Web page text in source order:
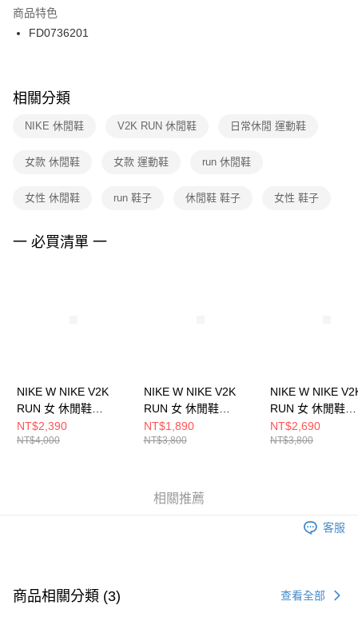
２．訂單成立數日內，您將收到繳費通知簡訊。
３．收到繳費通知簡訊後14天內，點擊此簡訊中的連結，可透過四大超商／
ATM／網路銀行／等多元方式進行付款，方視為交易完成。
※ 交易是否成功請以「AFTEE先享後付 」之結帳頁面顯示為準，若有關於
是否繳費成功／繳費後需取消欲退款等相關疑問，請聯繫「AFTEE先享後付
客戶支援中心」
https://netprotections.freshdesk.com/support/home
１．透過由恩沛科技股份有限公司提供之「AFTEE先享後付」服務完成之交
權轉讓予恩沛科技股份有限公司。
３．未成年的使用者請事先徵得法定代理人或監護人之同意方可使用
「AFTEE先享後付」，若未經同意申辦者引起之損失，本公司不負相關責
付款後門市自取
每筆NT$100，滿NT$1,500(含以上)免運費
商品特色
FD0736201
相關分類
NIKE 休閒鞋 V2K RUN 休閒鞋 日常休閒 運動鞋
女款 休閒鞋 女款 運動鞋 run 休閒鞋
女性 休閒鞋 run 鞋子 休閒鞋 鞋子 女性 鞋子
一 必買清單 一
NIKE W NIKE V2K
RUN 女 休閒鞋
HF5342100
NT$2,390
NT$4,000
NIKE W NIKE V2K
RUN 女 休閒鞋
FD0736005
NT$1,890
NT$3,800
NIKE W NIKE
RUN 女 休閒鞋
FD0736112
NT$2,690
NT$3,800
相關推薦
客服
商品相關分類 (3) 查看全部